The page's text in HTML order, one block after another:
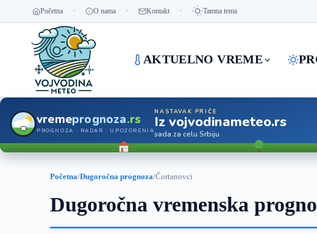
Početna O nama Kontakt Tamna tema
AKTUELNO VREME
vremeprognoza.rs
PROGNOZA · RADAR · UPOZORENJA
NASTAVAK PRIČE
Iz vojvodinameteo.rs
sada za celu Srbiju
Početna/Dugoročna prognoza/Čortanovci
Dugoročna vremenska